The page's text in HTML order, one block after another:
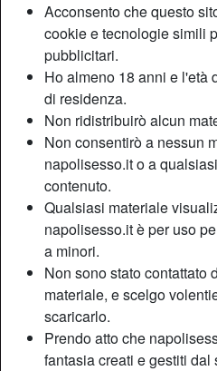
Acconsento che questo
cookie e tecnologie simili
pubblicitari.
Ho almeno 18 anni e l'età
di residenza.
Non ridistribuirò alcun
Non consentirò a nessun
napolisesso.it o a
contenuto.
Qualsiasi materiale
napolisesso.it è per uso
a minori.
Non sono stato contattato
materiale, e scelgo
scaricarlo.
Prendo atto che
fantasia creati e gestiti
Età:
Paese:
Provincia:
Sesso:
Sessualità:
Relazione:
Colore dei capelli:
Depilata:
Fumatrice:
person_pin Descrizione
Mi chiamo Agnese, piacere di
come una donna dolce e
passionale e virile. Sono
senza inibizioni e timidezze.